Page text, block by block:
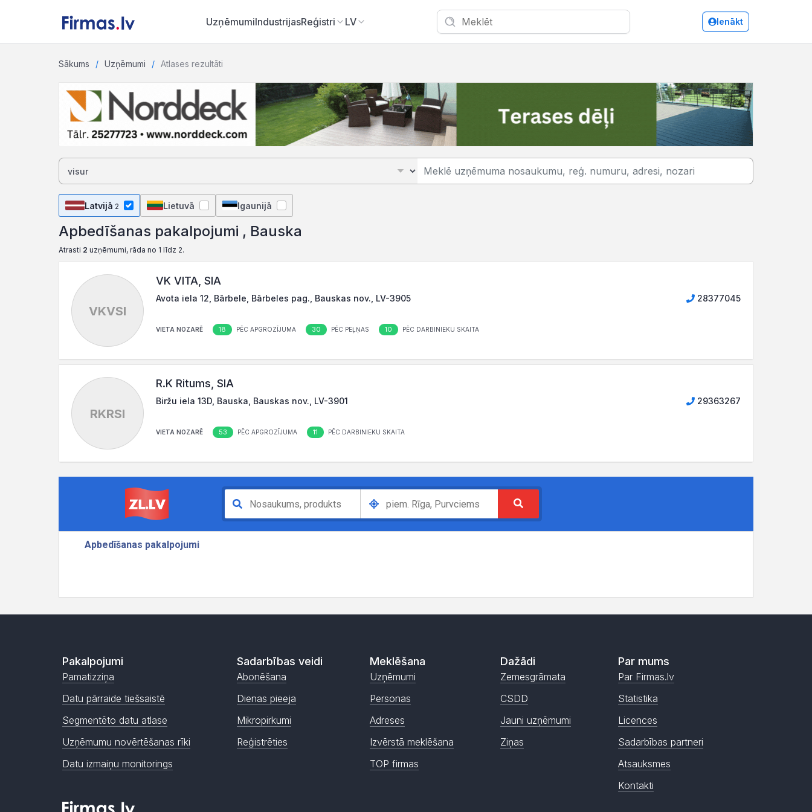
UzņēmumiIndustrijasReģistri LV Ienākt
Sākums Uzņēmumi Atlases rezultāti
Bauska/Apbedīšanas pakalpojumi
Latvijā 2 Lietuvā Igaunijā
Apbedīšanas pakalpojumi , Bauska
Atrasti 2 uzņēmumi, rāda no 1 līdz 2.
VKVSI
VK VITA, SIA
Avota iela 12, Bārbele, Bārbeles pag., Bauskas nov., LV-3905 28377045
VIETA NOZARĒ 18 PĒC APGROZĪJUMA 30 PĒC PEĻŅAS 10 PĒC DARBINIEKU SKAITA
RKRSI
R.K Ritums, SIA
Biržu iela 13D, Bauska, Bauskas nov., LV-3901 29363267
VIETA NOZARĒ 53 PĒC APGROZĪJUMA 11 PĒC DARBINIEKU SKAITA
Pakalpojumi
Pamatizziņa
Datu pārraide tiešsaistē
Segmentēto datu atlase
Uzņēmumu novērtēšanas rīki
Datu izmaiņu monitorings
Sadarbības veidi
Abonēšana
Dienas pieeja
Mikropirkumi
Reģistrēties
Meklēšana
Uzņēmumi
Personas
Adreses
Izvērstā meklēšana
TOP firmas
Dažādi
Zemesgrāmata
CSDD
Jauni uzņēmumi
Ziņas
Par mums
Par Firmas.lv
Statistika
Licences
Sadarbības partneri
Atsauksmes
Kontakti